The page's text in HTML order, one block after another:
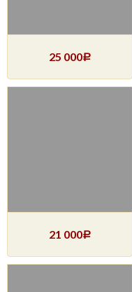
25 000Р
21 000Р